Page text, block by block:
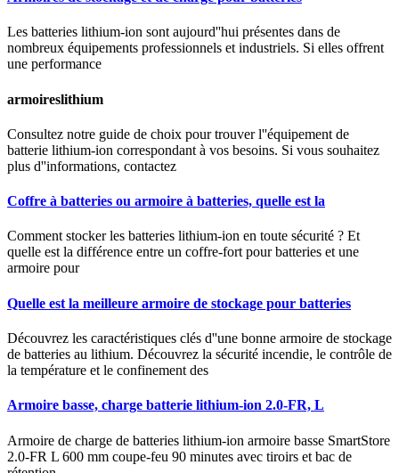
Les batteries lithium-ion sont aujourd''hui présentes dans de
nombreux équipements professionnels et industriels. Si elles offrent
une performance
armoireslithium
Consultez notre guide de choix pour trouver l''équipement de
batterie lithium-ion correspondant à vos besoins. Si vous souhaitez
plus d''informations, contactez
Coffre à batteries ou armoire à batteries, quelle est la
Comment stocker les batteries lithium-ion en toute sécurité ? Et
quelle est la différence entre un coffre-fort pour batteries et une
armoire pour
Quelle est la meilleure armoire de stockage pour batteries
Découvrez les caractéristiques clés d''une bonne armoire de stockage
de batteries au lithium. Découvrez la sécurité incendie, le contrôle de
la température et le confinement des
Armoire basse, charge batterie lithium-ion 2.0-FR, L
Armoire de charge de batteries lithium-ion armoire basse SmartStore
2.0-FR L 600 mm coupe-feu 90 minutes avec tiroirs et bac de